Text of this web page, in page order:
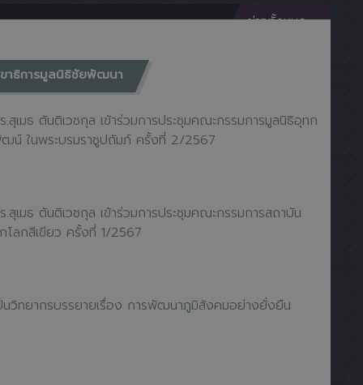
ข่าวทั้งหมด
ขาธิการมูลนิธิชัยพัฒนา
น์ ในพระบรมราชูปถัมภ์ ครั้งที่ 2/2567
.สุเมธ ตันติเวชกุล เข้าร่วมการประชุมคณะกรรมการสถาบัน
นวิทยากรบรรยายเรื่อง การพัฒนาภูมิสังคมอย่างยั่งยืน